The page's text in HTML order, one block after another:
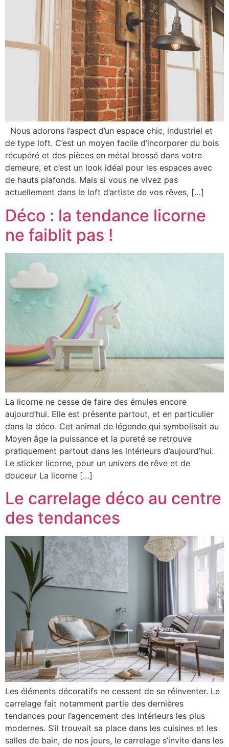
Nous adorons l’aspect d’un espace chic, industriel et
de type loft. C’est un moyen facile d’incorporer du bois
récupéré et des pièces en métal brossé dans votre
demeure, et c’est un look idéal pour les espaces avec
de hauts plafonds. Mais si vous ne vivez pas
actuellement dans le loft d’artiste de vos rêves, […]
Déco : la tendance licorne
ne faiblit pas !
La licorne ne cesse de faire des émules encore
aujourd’hui. Elle est présente partout, et en particulier
dans la déco. Cet animal de légende qui symbolisait au
Moyen âge la puissance et la pureté se retrouve
pratiquement partout dans les intérieurs d’aujourd’hui.
Le sticker licorne, pour un univers de rêve et de
douceur La licorne […]
Le carrelage déco au centre
des tendances
Les éléments décoratifs ne cessent de se réinventer. Le
carrelage fait notamment partie des dernières
tendances pour l’agencement des intérieurs les plus
modernes. S’il trouvait sa place dans les cuisines et les
salles de bain, de nos jours, le carrelage s’invite dans les